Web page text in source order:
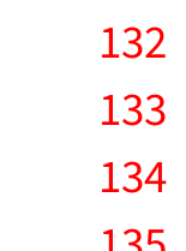
132
133
134